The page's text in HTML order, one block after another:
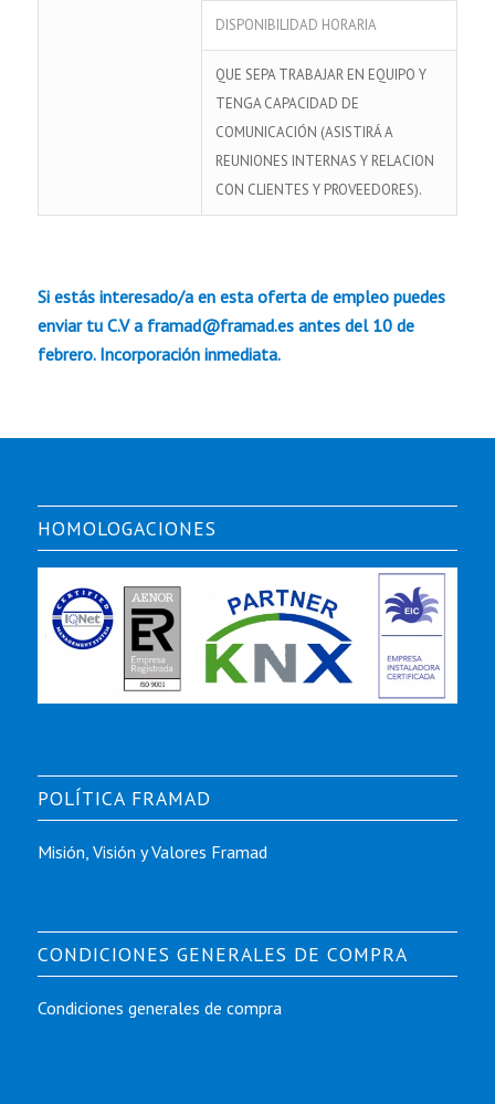
DISPONIBILIDAD HORARIA
QUE SEPA TRABAJAR EN EQUIPO Y
TENGA CAPACIDAD DE
COMUNICACIÓN (ASISTIRÁ A
REUNIONES INTERNAS Y RELACION
CON CLIENTES Y PROVEEDORES).
Si estás interesado/a en esta oferta de empleo puedes
enviar tu C.V a framad@framad.es antes del 10 de
febrero. Incorporación inmediata.
HOMOLOGACIONES
POLÍTICA FRAMAD
Misión, Visión y Valores Framad
CONDICIONES GENERALES DE COMPRA
Condiciones generales de compra